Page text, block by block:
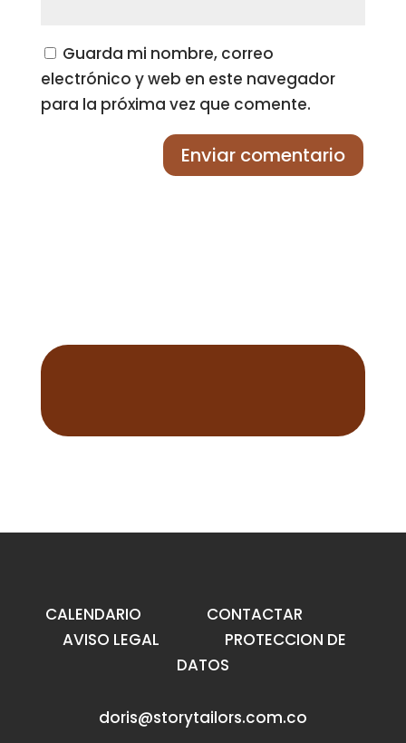
Guarda mi nombre, correo
electrónico y web en este navegador
para la próxima vez que comente.
CALENDARIO
CONTACTAR
AVISO LEGAL
PROTECCION DE
DATOS
doris@storytailors.com.co